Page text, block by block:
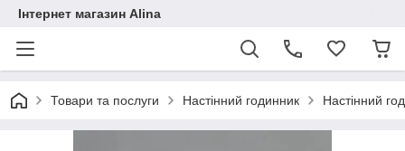
Інтернет магазин Alina
Товари та послуги Настінний годинник Настінний